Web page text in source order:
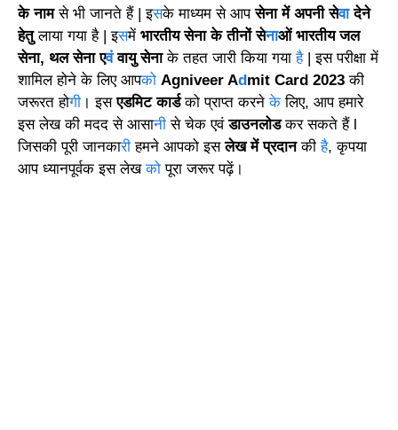
के नामसे भी जानते हैं | इसके माध्यम से आपसेना में अपनी सेवादेने
हेतुलाया गया है | इसमें भारतीय सेना के तीनों सेनाओं भारतीय जल
सेना, थल सेना एवंवायु सेनाके तहत जारी किया गयाहै| इस परीक्षा में
शामिल होने के लिए आपको Agniveer Admit Card 2023 की
जरूरत होगी । इसएडमिट कार्डको प्राप्त करनेके लिए, आप हमारे
इस लेख की मदद से आसानी से चेक एवंडाउनलोडकर सकते हैं l
जिसकी पूरी जानकारी हमने आपको इसलेख में प्रदानकीहै, कृपया
आप ध्यानपूर्वक इस लेखको पूरा जरूर पढ़ें।